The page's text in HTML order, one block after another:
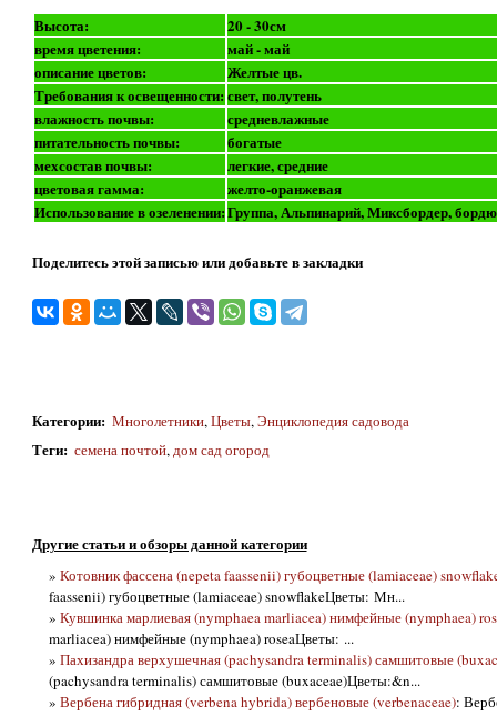
Высота:
20 - 30см
время цветения:
май - май
описание цветов:
Желтые цв.
Требования к освещенности: свет, полутень
влажность почвы:
средневлажные
питательность почвы:
богатые
мехсостав почвы:
легкие, средние
цветовая гамма:
желто-оранжевая
Использование в озеленении:Группа, Альпинарий, Миксбордер,
Поделитесь этой записью или добавьте в закладки
Категории: Многолетники,Цветы,Энциклопедия садовода
Теги: семена почтой,дом сад огород
Другие статьи и обзоры данной категории
» Котовник фассена (nepeta faassenii) губоцветные (lamiaceae)
faassenii) губоцветные (lamiaceae) snowflakeЦветы: Мн...
» Кувшинка марлиевая (nymphaea marliacea) нимфейные (nymphaea)
marliacea) нимфейные (nymphaea) roseaЦветы: ...
» Пахизандра верхушечная (pachysandra terminalis) самшитовые
(pachysandra terminalis) самшитовые (buxaceae)Цветы:&n...
» Вербена гибридная (verbena hybrida) вербеновые (verbenaceae):